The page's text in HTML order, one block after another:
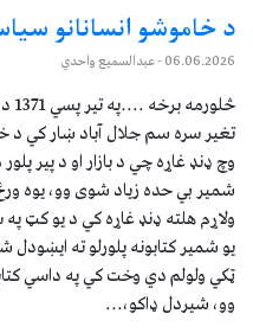
د خاموشو انسانانو
06.06.2026- عبدالسمیع واحدي
تغیر سره سم جلال آباد ښار کي د
وچ ډنډ غاړه چي د بازار او د پیر
شمیر بي حده زیاد شوی وو، یوه
ولاړم هلته ډنډ غاړه کي د یو کټ
یو شمیر کتابونه پلورلو ته
ټکي ولولم دي وخت کي په داسي
وو، شیردل ډاکو،...